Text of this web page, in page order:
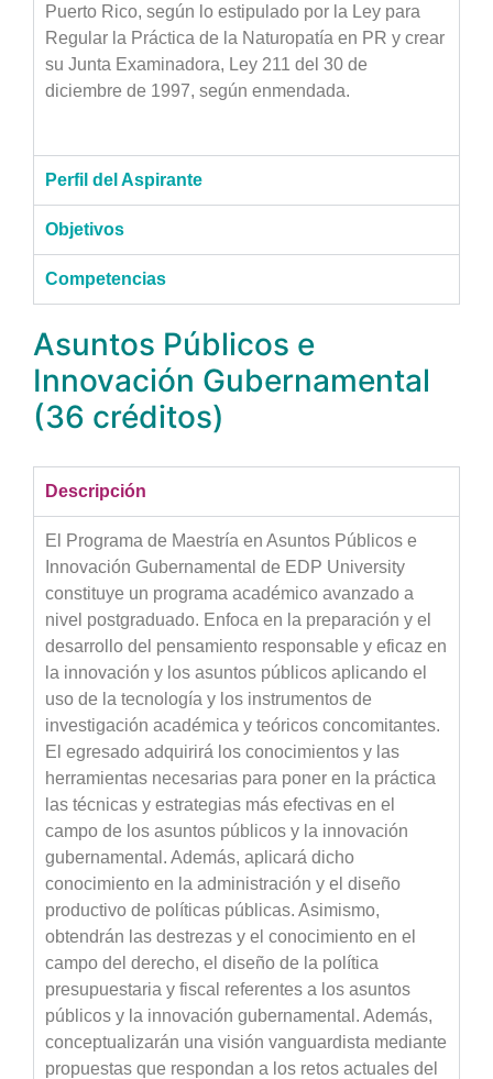
Puerto Rico, según lo estipulado por la Ley para
Regular la Práctica de la Naturopatía en PR y crear
su Junta Examinadora, Ley 211 del 30 de
diciembre de 1997, según enmendada.
Perfil del Aspirante
Objetivos
Competencias
Asuntos Públicos e
Innovación Gubernamental
(36 créditos)
Descripción
El Programa de Maestría en Asuntos Públicos e
Innovación Gubernamental de EDP University
constituye un programa académico avanzado a
nivel postgraduado. Enfoca en la preparación y el
desarrollo del pensamiento responsable y eficaz en
la innovación y los asuntos públicos aplicando el
uso de la tecnología y los instrumentos de
investigación académica y teóricos concomitantes.
El egresado adquirirá los conocimientos y las
herramientas necesarias para poner en la práctica
las técnicas y estrategias más efectivas en el
campo de los asuntos públicos y la innovación
gubernamental. Además, aplicará dicho
conocimiento en la administración y el diseño
productivo de políticas públicas. Asimismo,
obtendrán las destrezas y el conocimiento en el
campo del derecho, el diseño de la política
presupuestaria y fiscal referentes a los asuntos
públicos y la innovación gubernamental. Además,
conceptualizarán una visión vanguardista mediante
propuestas que respondan a los retos actuales del